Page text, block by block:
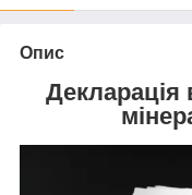
Опис
Декларація